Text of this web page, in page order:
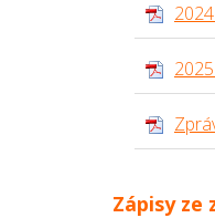
Zápisy ze